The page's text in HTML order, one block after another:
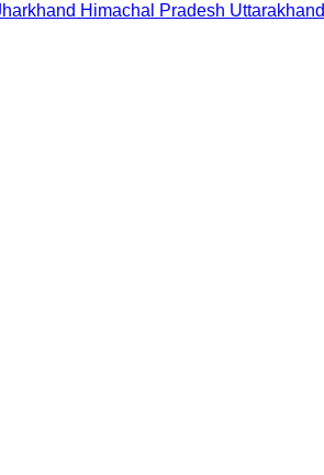
Himachal Pradesh Uttarakhand